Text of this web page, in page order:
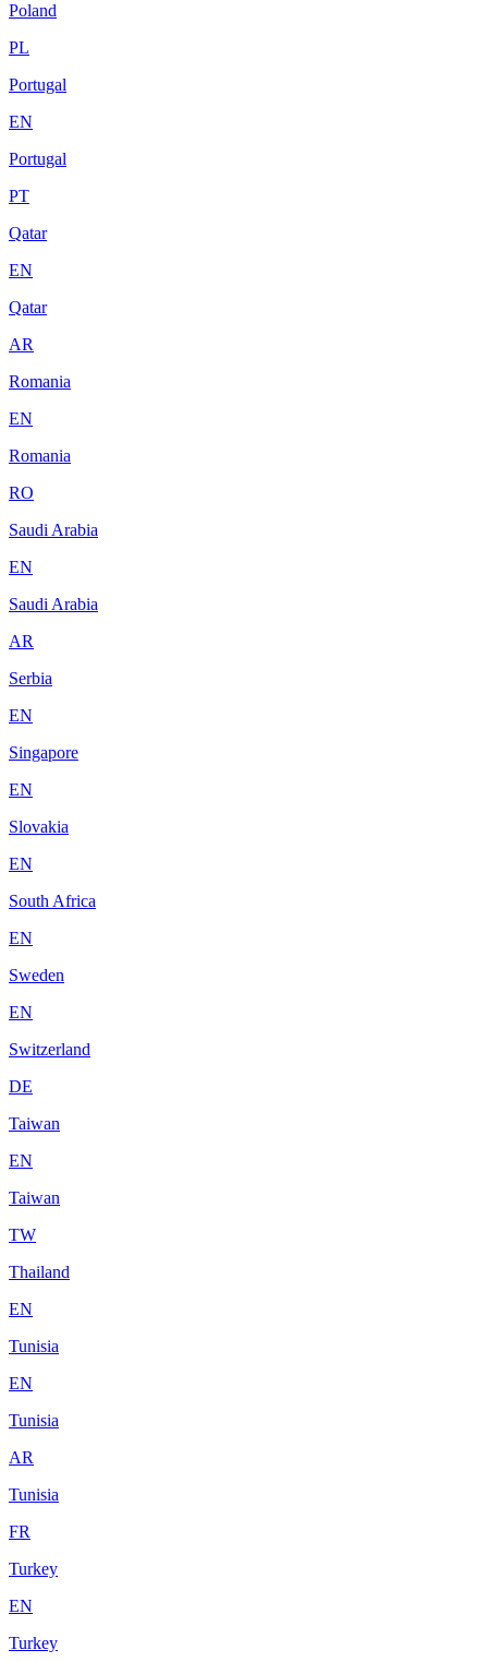
Poland
PL
Portugal
EN
Portugal
PT
Qatar
EN
Qatar
AR
Romania
EN
Romania
RO
Saudi Arabia
EN
Saudi Arabia
AR
Serbia
EN
Singapore
EN
Slovakia
EN
South Africa
EN
Sweden
EN
Switzerland
DE
Taiwan
EN
Taiwan
TW
Thailand
EN
Tunisia
EN
Tunisia
AR
Tunisia
FR
Turkey
EN
Turkey